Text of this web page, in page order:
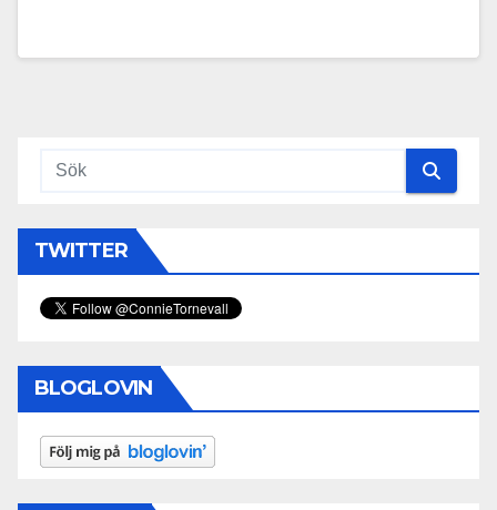
TWITTER
BLOGLOVIN